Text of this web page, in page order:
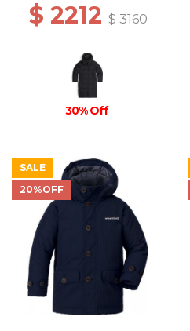
$ 2212$ 3160
30% Off
SALE
20%OFF